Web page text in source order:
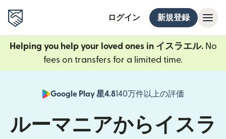
ログイン 新規登録
Helping you help your loved ones in イスラエル.No
fees on transfers for a limited time.
Google Play 星4.8140万件以上の評価
（別ウィン
ルーマニアからイスラ